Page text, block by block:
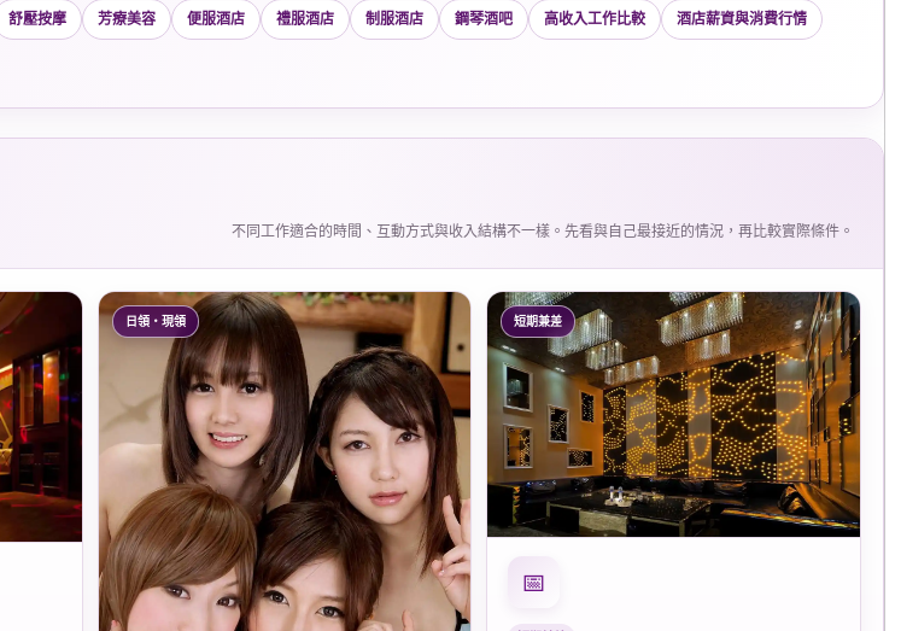
舒壓按摩 芳療美容 便服酒店 禮服酒店 制服酒店 鋼琴酒吧 高收入工作比較 酒店薪資與消費行情
不同工作適合的時間、互動方式與收入結構不一樣。先看與自己最接近的情況，再比較實際條件。
日領・現領 短期兼差
📅